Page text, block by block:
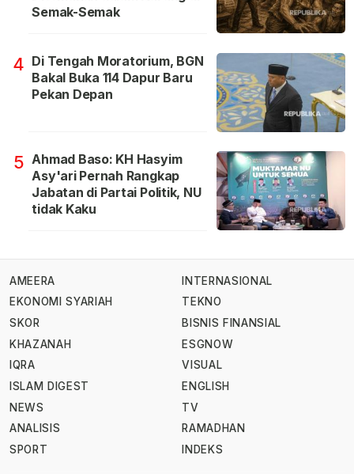
Semak-Semak
4 Di Tengah Moratorium, BGN
Bakal Buka 114 Dapur Baru
Pekan Depan
5 Ahmad Baso: KH Hasyim
Asy'ari Pernah Rangkap
Jabatan di Partai Politik, NU
tidak Kaku
AMEERA
EKONOMI SYARIAH
SKOR
KHAZANAH
IQRA
ISLAM DIGEST
NEWS
ANALISIS
SPORT
INTERNASIONAL
TEKNO
BISNIS FINANSIAL
ESGNOW
VISUAL
ENGLISH
TV
RAMADHAN
INDEKS